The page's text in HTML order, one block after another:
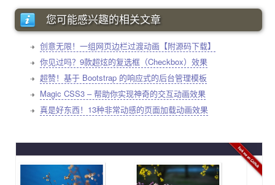
您可能感兴趣的相关文章
创意无限！一组网页边栏过渡动画【附源码下载】
你见过吗？9款超炫的复选框（Checkbox）效果
超赞！基于 Bootstrap 的响应式的后台管理模板
Magic CSS3 – 帮助你实现神奇的交互动画效果
真是好东西！13种非常动感的页面加载动画效果